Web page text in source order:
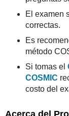
El examen
correctas.
Es
método
Si tomas el
COSMIC
costo del
Acerca del